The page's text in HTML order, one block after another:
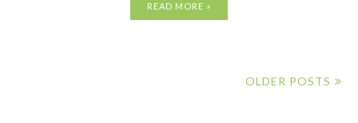
READ MORE »
OLDER POSTS